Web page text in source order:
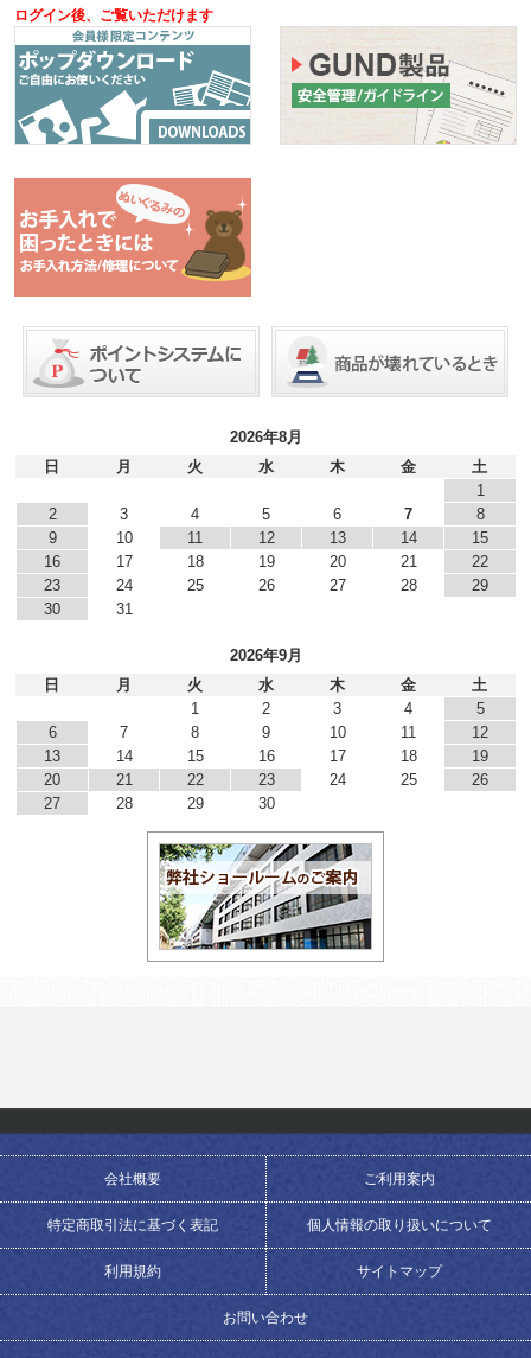
ログイン後、ご覧いただけます
2026年8月
日
月 火 水 木 金
土
1
2
3 4 5 6 7
8
9
10 11 12 13 14
15
16
17 18 19 20 21
22
23
24 25 26 27 28
29
30
31
2026年9月
日
月 火 水 木 金
土
1
2 3 4
5
6
7 8 9 10 11
12
13
14 15 16 17 18
19
20
21 22 23 24 25
26
27
28 29 30
会社概要 ご利用案内
特定商取引法に基づく表記 個人情報の取り扱いについて
利用規約 サイトマップ
お問い合わせ